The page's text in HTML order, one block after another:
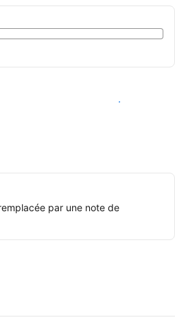
Voir les disponibilités
par une note de